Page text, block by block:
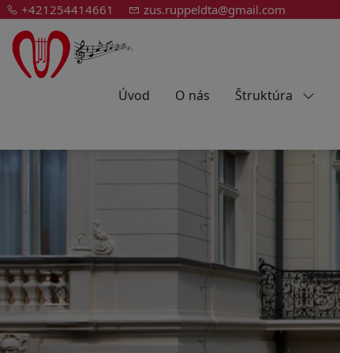
+421254414661 zus.ruppeldta@gmail.com
Úvod O nás Štruktúra